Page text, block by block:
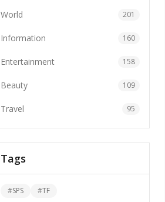
World 201
Information 160
Entertainment 158
Beauty 109
Travel 95
Tags
#SPS #TF